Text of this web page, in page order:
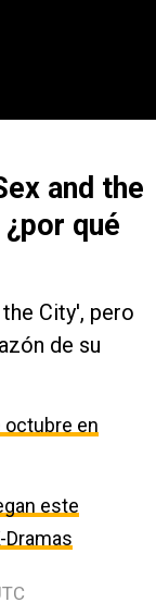
and the
qué
City', pero
de su
octubre en
este
Dramas